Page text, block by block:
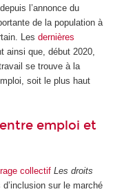
l’annonce du
de la population à
Les dernières
ainsi que, début 2020,
se trouve à la
soit le plus haut
emploi et
collectif Les droits
sur le marché